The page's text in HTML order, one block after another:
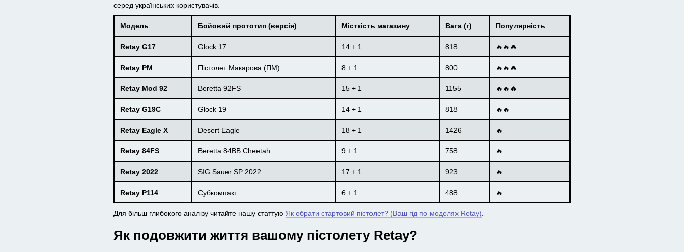
серед українських користувачів.
Модель Бойовий прототип (версія) Місткість магазину Вага (г) Популярність
Retay G17 Glock 17 14 + 1 818 🔥🔥🔥
Retay PM Пістолет Макарова (ПМ) 8 + 1 800 🔥🔥🔥
Retay Mod 92 Beretta 92FS 15 + 1 1155 🔥🔥🔥
Retay G19C Glock 19 14 + 1 818 🔥🔥
Retay Eagle X Desert Eagle 18 + 1 1426 🔥
Retay 84FS Beretta 84BB Cheetah 9 + 1 758 🔥
Retay 2022 SIG Sauer SP 2022 17 + 1 923 🔥
Retay P114 Субкомпакт 6 + 1 488 🔥
Для більш глибокого аналізу читайте нашу статтую Як обрати стартовий пістолет? (Ваш гід по моделях Retay)
Як подовжити життя вашому пістолету Retay?